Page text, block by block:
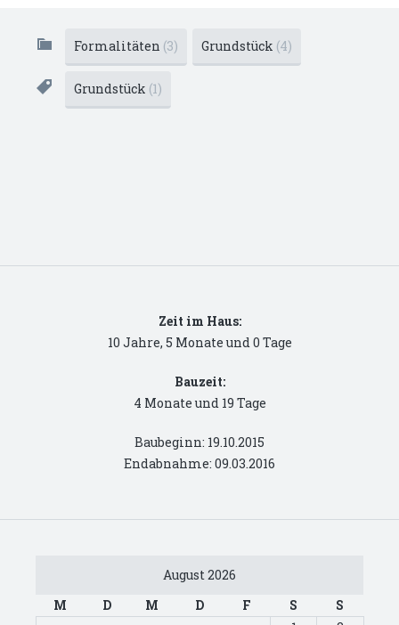
Formalitäten (3) Grundstück (4)
Grundstück (1)
Zeit im Haus:
10 Jahre, 5 Monate und 0 Tage
Bauzeit:
4 Monate und 19 Tage
Baubeginn: 19.10.2015
Endabnahme: 09.03.2016
August 2026
M
D M D F S
S